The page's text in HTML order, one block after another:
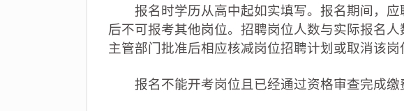
报名时学历从高中起如实填写。报名期间，应
后不可报考其他岗位。招聘岗位人数与实际报名
主管部门批准后相应核减岗位招聘计划或取消该岗
报名不能开考岗位且已经通过资格审查完成缴